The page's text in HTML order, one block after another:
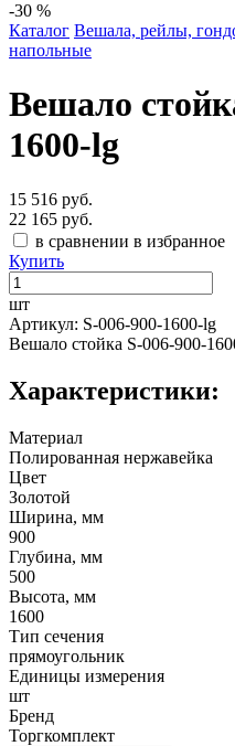
-30 %
Каталог Вешала, рейлы,
напольные
Вешало
1600-lg
15 516 руб.
22 165 руб.
в сравнении в избранное
Купить
шт
Артикул: S-006-900-1600-lg
Вешало стойка S-006-900-
Характеристики:
Материал
Полированная нержавейка
Цвет
Золотой
Ширина, мм
900
Глубина, мм
500
Высота, мм
1600
Тип сечения
прямоугольник
Единицы измерения
шт
Бренд
Торгкомплект